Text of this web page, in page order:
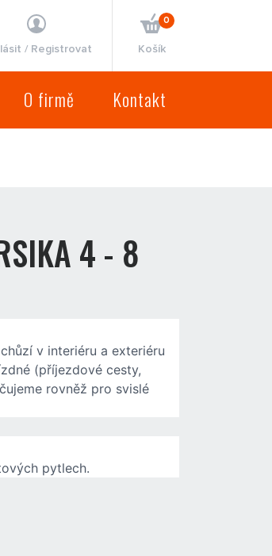
O firmě Kontakt
/ Registrovat
0
Košík
4 - 8
v interiéru a exteriéru
(příjezdové cesty,
rovněž pro svislé
pytlech.